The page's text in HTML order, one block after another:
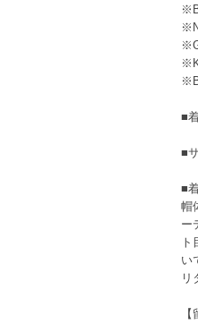
■
■
■
帽
ー
い
リ